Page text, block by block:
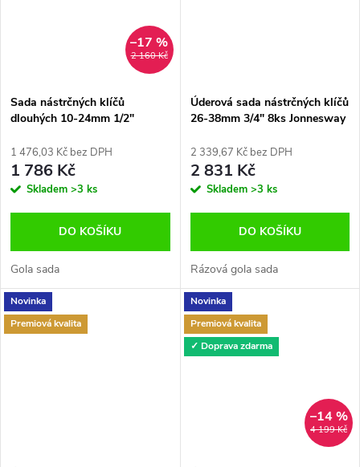
2 160 Kč
–17 %
Sada nástrčných klíčů
dlouhých 10-24mm 1/2"
1 476,03 Kč bez DPH
1 786 Kč
Skladem >3 ks
DO KOŠÍKU
Gola sada
Úderová sada nástrčných klíčů
26-38mm 3/4" 8ks Jonnesway
2 339,67 Kč bez DPH
2 831 Kč
Skladem >3 ks
DO KOŠÍKU
Rázová gola sada
Novinka
Premiová kvalita
Novinka
Premiová kvalita
✓ Doprava zdarma
4 199 Kč
–14 %